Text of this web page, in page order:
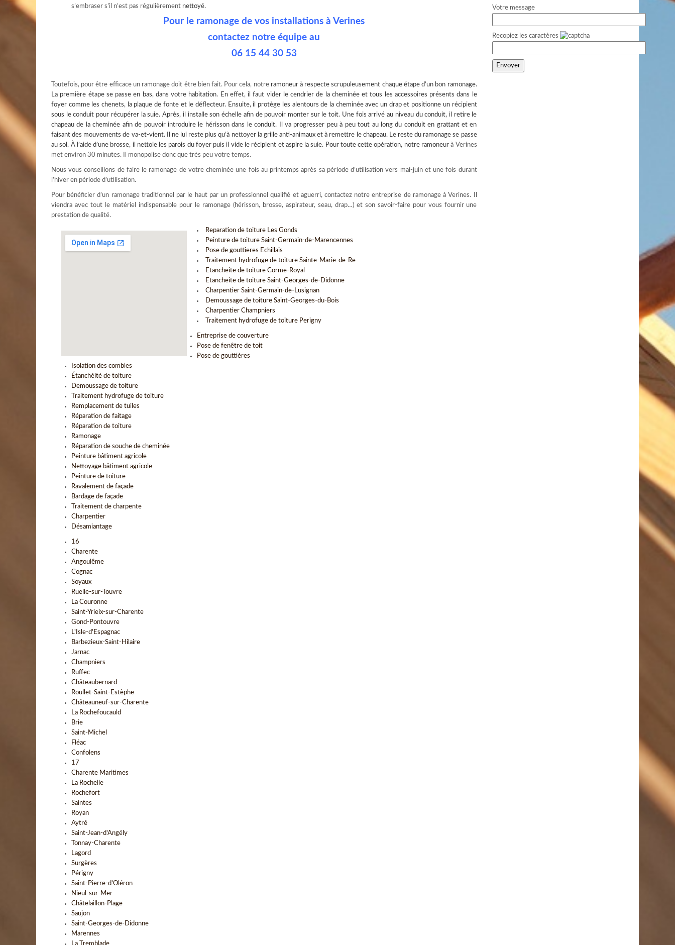
s’embraser s’il n’est pas régulièrement nettoyé.
Pour le ramonage de vos installations à Verines
contactez notre équipe au
06 15 44 30 53
Toutefois, pour être efficace un ramonage doit être bien fait. Pour cela, notre ramoneur à respecte scrupuleusement chaque étape d’un bon ramonage.
La première étape se passe en bas, dans votre habitation. En effet, il faut vider le cendrier de la cheminée et tous les accessoires présents dans le
foyer comme les chenets, la plaque de fonte et le déflecteur. Ensuite, il protège les alentours de la cheminée avec un drap et positionne un récipient
sous le conduit pour récupérer la suie. Après, il installe son échelle afin de pouvoir monter sur le toit. Une fois arrivé au niveau du conduit, il retire le
chapeau de la cheminée afin de pouvoir introduire le hérisson dans le conduit. Il va progresser peu à peu tout au long du conduit en grattant et en
faisant des mouvements de va-et-vient. Il ne lui reste plus qu’à nettoyer la grille anti-animaux et à remettre le chapeau. Le reste du ramonage se passe
au sol. À l’aide d’une brosse, il nettoie les parois du foyer puis il vide le récipient et aspire la suie. Pour toute cette opération, notre ramoneurà Verines
met environ 30 minutes. Il monopolise donc que très peu votre temps.
Nous vous conseillons de faire le ramonage de votre cheminée une fois au printemps après sa période d’utilisation vers mai-juin et une fois durant
l’hiver en période d’utilisation.
Pour bénéficier d’un ramonage traditionnel par le haut par un professionnel qualifié et aguerri, contactez notre entreprise de ramonage à Verines. Il
viendra avec tout le matériel indispensable pour le ramonage (hérisson, brosse, aspirateur, seau, drap…) et son savoir-faire pour vous fournir une
prestation de qualité.
Reparation de toiture Les Gonds
Peinture de toiture Saint-Germain-de-Marencennes
Pose de gouttieres Echillais
Traitement hydrofuge de toiture Sainte-Marie-de-Re
Etancheite de toiture Corme-Royal
Etancheite de toiture Saint-Georges-de-Didonne
Charpentier Saint-Germain-de-Lusignan
Demoussage de toiture Saint-Georges-du-Bois
Charpentier Champniers
Traitement hydrofuge de toiture Perigny
Entreprise de couverture
Pose de fenêtre de toit
Pose de gouttières
Isolation des combles
Étanchéité de toiture
Demoussage de toiture
Traitement hydrofuge de toiture
Remplacement de tuiles
Réparation de faitage
Réparation de toiture
Ramonage
Réparation de souche de cheminée
Peinture bâtiment agricole
Nettoyage bâtiment agricole
Peinture de toiture
Ravalement de façade
Bardage de façade
Traitement de charpente
Charpentier
Désamiantage
16
Charente
Angoulême
Cognac
Soyaux
Ruelle-sur-Touvre
La Couronne
Saint-Yrieix-sur-Charente
Gond-Pontouvre
L'Isle-d'Espagnac
Barbezieux-Saint-Hilaire
Jarnac
Champniers
Ruffec
Châteaubernard
Roullet-Saint-Estèphe
Châteauneuf-sur-Charente
La Rochefoucauld
Brie
Saint-Michel
Fléac
Confolens
17
Charente Maritimes
La Rochelle
Rochefort
Saintes
Royan
Aytré
Saint-Jean-d'Angély
Tonnay-Charente
Lagord
Surgères
Périgny
Saint-Pierre-d'Oléron
Nieul-sur-Mer
Châtelaillon-Plage
Saujon
Saint-Georges-de-Didonne
Marennes
Votre message
Recopiez les caractères